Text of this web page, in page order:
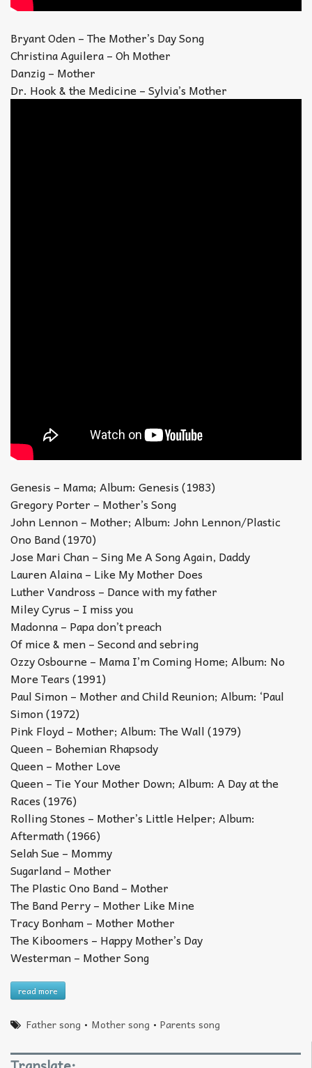
Bryant Oden – The Mother’s Day Song
Christina Aguilera – Oh Mother
Danzig – Mother
Dr. Hook & the Medicine – Sylvia’s Mother
Genesis – Mama; Album: Genesis (1983)
Gregory Porter – Mother’s Song
John Lennon – Mother; Album: John Lennon/Plastic
Ono Band (1970)
Jose Mari Chan – Sing Me A Song Again, Daddy
Lauren Alaina – Like My Mother Does
Luther Vandross – Dance with my father
Miley Cyrus – I miss you
Madonna – Papa don’t preach
Of mice & men – Second and sebring
Ozzy Osbourne – Mama I’m Coming Home; Album: No
More Tears (1991)
Paul Simon – Mother and Child Reunion; Album: ‘Paul
Simon (1972)
Pink Floyd – Mother; Album: The Wall (1979)
Queen – Bohemian Rhapsody
Queen – Mother Love
Queen – Tie Your Mother Down; Album: A Day at the
Races (1976)
Rolling Stones – Mother’s Little Helper; Album:
Aftermath (1966)
Selah Sue – Mommy
Sugarland – Mother
The Plastic Ono Band – Mother
The Band Perry – Mother Like Mine
Tracy Bonham – Mother Mother
The Kiboomers – Happy Mother’s Day
Westerman – Mother Song
read more
Father song • Mother song •Parents song